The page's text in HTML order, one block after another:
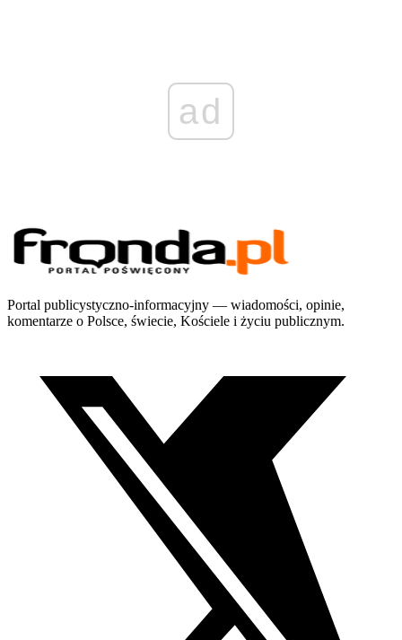
ad
Portal publicystyczno-informacyjny — wiadomości, opinie,
komentarze o Polsce, świecie, Kościele i życiu publicznym.